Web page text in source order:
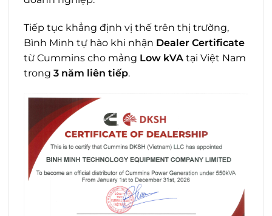
Tiếp tục khẳng định vị thế trên thị trường,
Bình Minh tự hào khi nhận Dealer Certificate
từ Cummins cho mảng Low kVA tại Việt Nam
trong 3 năm liên tiếp.